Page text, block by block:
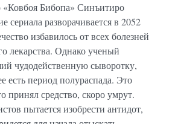
«Ковбоя Бибопа» Синъитиро
сериала разворачивается в 2052
избавилось от всех болезней
лекарства. Однако ученый
чудодейственную сыворотку,
есть период полураспада. Это
принял средство, скоро умрут.
пытается изобрести антидот,